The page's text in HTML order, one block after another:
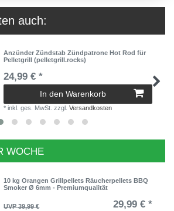
auch:
Anzünder Zündstab Zündpatrone Hot Rod für
Pelletgrill (pelletgrill.rocks)
24,99 € *
In den Warenkorb
*inkl. ges. MwSt. zzgl.Versandkosten
WOCHE
10 kg Orangen Grillpellets Räucherpellets BBQ
Smoker Ø 6mm - Premiumqualität
UVP 39,99 € 29,99 € *